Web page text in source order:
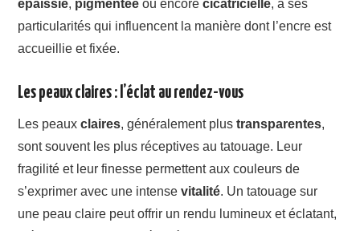
épaissie, pigmentée ou encorecicatricielle, a ses
particularités qui influencent la manière dont l’encre est
accueillie et fixée.
Les peaux claires : l’éclat au rendez-vous
Les peauxclaires, généralement plustransparentes,
sont souvent les plus réceptives au tatouage. Leur
fragilité et leur finesse permettent aux couleurs de
s’exprimer avec une intensevitalité. Un tatouage sur
une peau claire peut offrir un rendu lumineux et éclatant,